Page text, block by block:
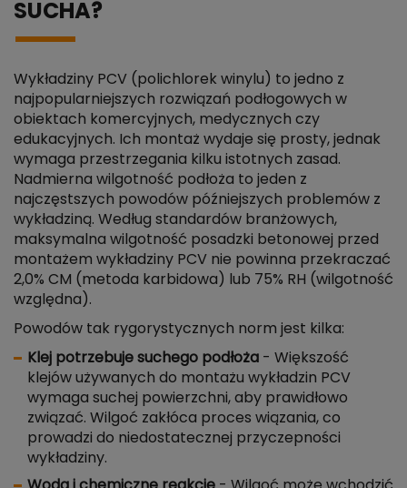
SUCHA?
Wykładziny PCV (polichlorek winylu) to jedno z
najpopularniejszych rozwiązań podłogowych w
obiektach komercyjnych, medycznych czy
edukacyjnych. Ich montaż wydaje się prosty, jednak
wymaga przestrzegania kilku istotnych zasad.
Nadmierna wilgotność podłoża to jeden z
najczęstszych powodów późniejszych problemów z
wykładziną. Według standardów branżowych,
maksymalna wilgotność posadzki betonowej przed
montażem wykładziny PCV nie powinna przekraczać
2,0% CM (metoda karbidowa) lub 75% RH (wilgotność
względna).
Powodów tak rygorystycznych norm jest kilka:
Klej potrzebuje suchego podłoża - Większość
klejów używanych do montażu wykładzin PCV
wymaga suchej powierzchni, aby prawidłowo
związać. Wilgoć zakłóca proces wiązania, co
prowadzi do niedostatecznej przyczepności
wykładziny.